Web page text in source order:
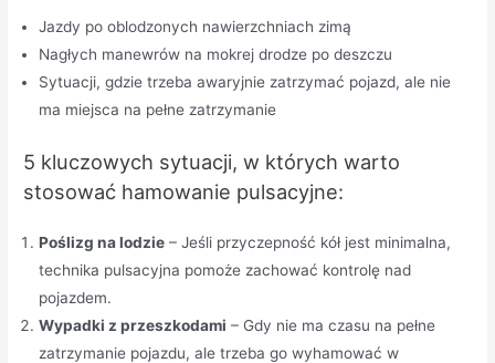
Jazdy po oblodzonych nawierzchniach zimą
Nagłych manewrów na mokrej drodze po deszczu
Sytuacji, gdzie trzeba awaryjnie zatrzymać pojazd, ale nie
ma miejsca na pełne zatrzymanie
5 kluczowych sytuacji, w których warto
stosować hamowanie pulsacyjne:
Poślizg na lodzie– Jeśli przyczepność kół jest minimalna,
technika pulsacyjna pomoże zachować kontrolę nad
pojazdem.
Wypadki z przeszkodami – Gdy nie ma czasu na pełne
zatrzymanie pojazdu, ale trzeba go wyhamować w